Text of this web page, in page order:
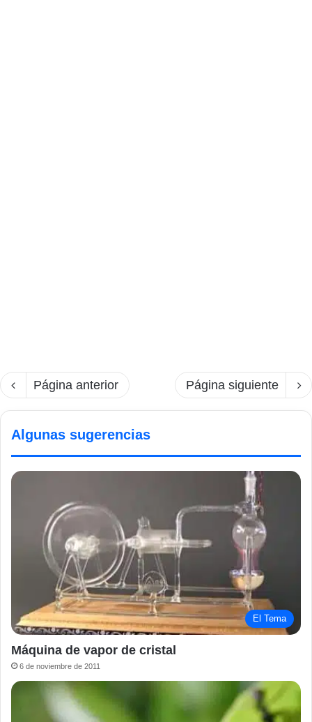
Página anterior Página siguiente
Algunas sugerencias
El Tema
Máquina de vapor de cristal
6 de noviembre de 2011